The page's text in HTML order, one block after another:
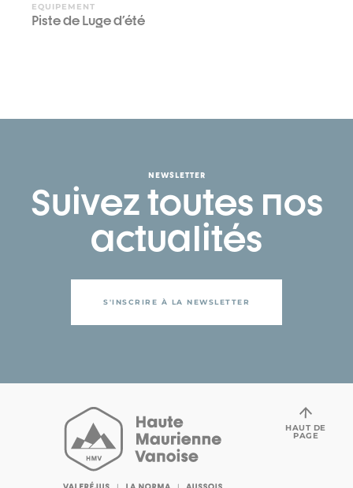
EQUIPEMENT
Piste de Luge d'été
NEWSLETTER
Suivez toutes nos
actualités
S'INSCRIRE À LA NEWSLETTER
HAUT DE
PAGE